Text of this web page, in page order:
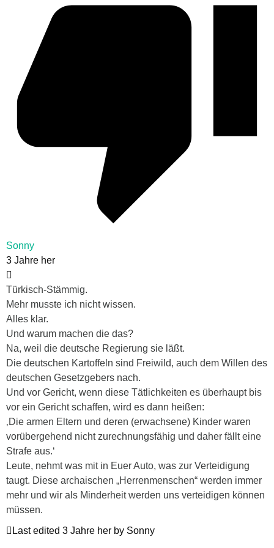
Sonny
3 Jahre her
Türkisch-Stämmig.
Mehr musste ich nicht wissen.
Alles klar.
Und warum machen die das?
Na, weil die deutsche Regierung sie läßt.
Die deutschen Kartoffeln sind Freiwild, auch dem Willen des
deutschen Gesetzgebers nach.
Und vor Gericht, wenn diese Tätlichkeiten es überhaupt bis
vor ein Gericht schaffen, wird es dann heißen:
‚Die armen Eltern und deren (erwachsene) Kinder waren
vorübergehend nicht zurechnungsfähig und daher fällt eine
Strafe aus.‘
Leute, nehmt was mit in Euer Auto, was zur Verteidigung
taugt. Diese archaischen „Herrenmenschen“ werden immer
mehr und wir als Minderheit werden uns verteidigen können
müssen.
Last edited 3 Jahre her by Sonny